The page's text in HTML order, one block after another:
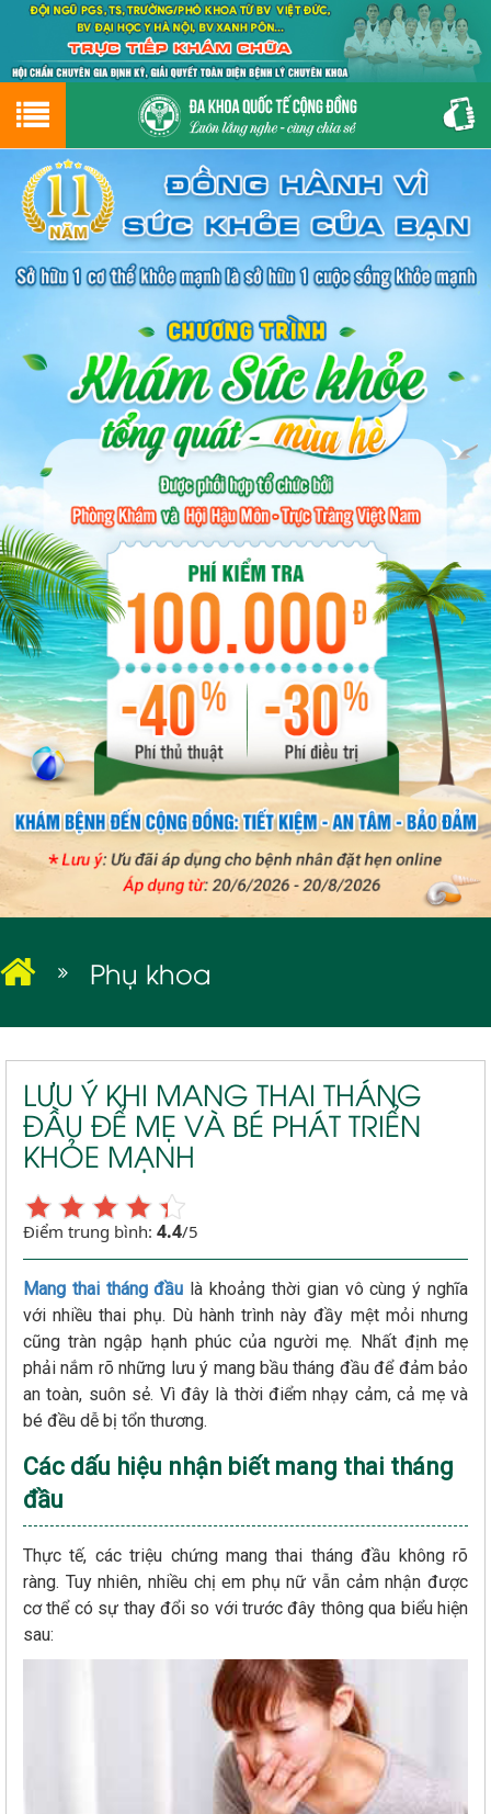
Hotline0243.9656.999tư vấn miễn phí
GIỚI THIỆU
GIỚI THIỆU VỀ PHÒNG KHÁM
CƠ SỞ VẬT CHẤT
ĐẶT HẸN LỊCH KHÁM
ĐƯỜNG TỚI PHÒNG KHÁM
PHỤ KHOA
BỆNH HẬU MÔN
BỆNH XÃ HỘI
Phụ khoa
LƯU Ý KHI MANG THAI THÁNG
ĐẦU ĐỂ MẸ VÀ BÉ PHÁT TRIỂN
KHỎE MẠNH
Điểm trung bình: 4.4/5
Mang thai tháng đầu là khoảng thời gian vô cùng ý nghĩa
với nhiều thai phụ. Dù hành trình này đầy mệt mỏi nhưng
cũng tràn ngập hạnh phúc của người mẹ. Nhất định mẹ
phải nắm rõ những lưu ý mang bầu tháng đầu để đảm bảo
an toàn, suôn sẻ. Vì đây là thời điểm nhạy cảm, cả mẹ và
bé đều dễ bị tổn thương.
Các dấu hiệu nhận biết mang thai tháng
đầu
Thực tế, các triệu chứng mang thai tháng đầu không rõ
ràng. Tuy nhiên, nhiều chị em phụ nữ vẫn cảm nhận được
cơ thể có sự thay đổi so với trước đây thông qua biểu hiện
sau: